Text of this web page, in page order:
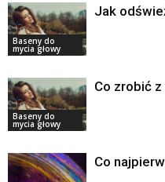
Baseny do
mycia głowy
Jak
Baseny do
mycia głowy
Co zrobić z
Co